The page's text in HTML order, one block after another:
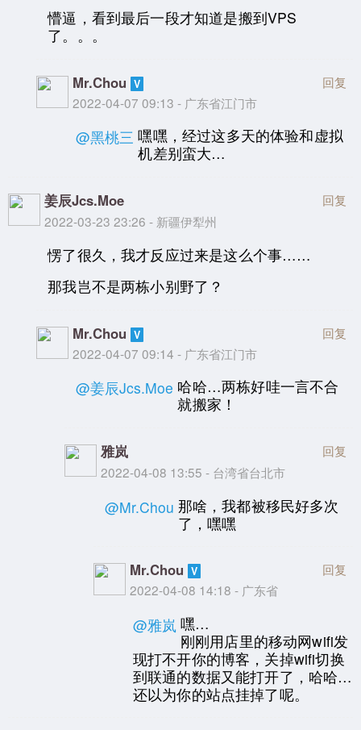
懵逼，看到最后一段才知道是搬到VPS
了。。。
Mr.Chou
2022-04-07 09:13 - 广东省江门市
回复
@黑桃三 嘿嘿，经过这多天的体验和虚拟
机差别蛮大…
姜辰Jcs.Moe
2022-03-23 23:26 - 新疆伊犁州
回复
愣了很久，我才反应过来是这么个事……
那我岂不是两栋小别野了？
Mr.Chou
2022-04-07 09:14 - 广东省江门市
回复
@姜辰Jcs.Moe 哈哈…两栋好哇一言不合
就搬家！
雅岚
2022-04-08 13:55 - 台湾省台北市
回复
@Mr.Chou 那啥，我都被移民好多次
了，嘿嘿
Mr.Chou
2022-04-08 14:18 - 广东省
回复
@雅岚 嘿…
刚刚用店里的移动网wifi发
现打不开你的博客，关掉wifi切换
到联通的数据又能打开了，哈哈…
还以为你的站点挂掉了呢。